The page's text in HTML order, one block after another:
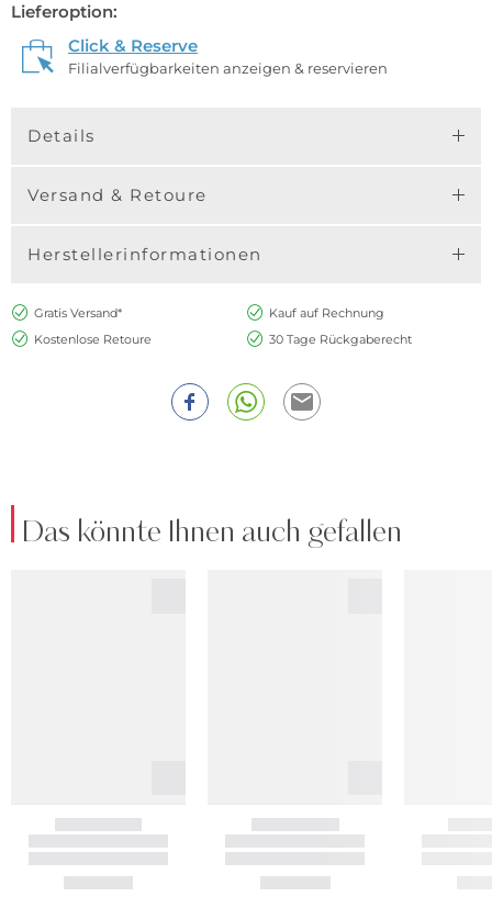
Lieferoption:
Click & Reserve
Filialverfügbarkeiten anzeigen & reservieren
Details
Versand & Retoure
Herstellerinformationen
Gratis Versand*
Kauf auf Rechnung
Kostenlose Retoure
30 Tage Rückgaberecht
Das könnte Ihnen auch gefallen